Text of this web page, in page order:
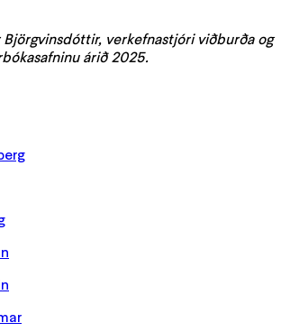
verkefnastjóri viðburða og
árið 2025.